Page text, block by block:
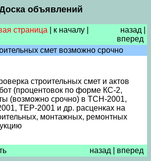
объявлений
страница к началу назад
вперед
смет возможно срочно
строительных смет и актов
(процентовок по форме КС-2,
(возможно срочно) в ТСН-2001,
ТЕР-2001 и др. расценках на
монтажных, ремонтных
назад вперед